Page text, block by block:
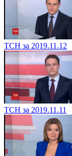
ТСН за 2019.11.12
ТСН за 2019.11.11